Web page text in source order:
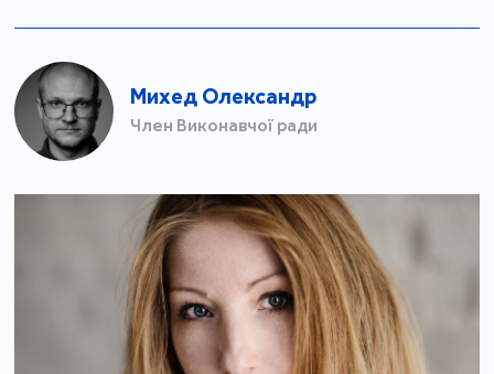
Михед Олександр
Член Виконавчої ради